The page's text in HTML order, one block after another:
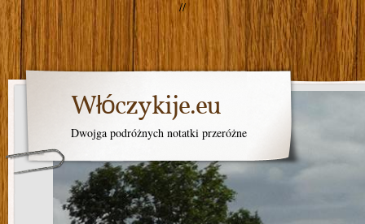
//
Włóczykije.eu
Dwojga podróżnych notatki przeróżne